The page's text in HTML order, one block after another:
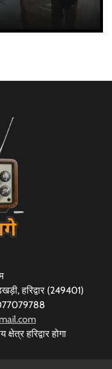
हरिद्वार (249401)
हरिद्वार होगा